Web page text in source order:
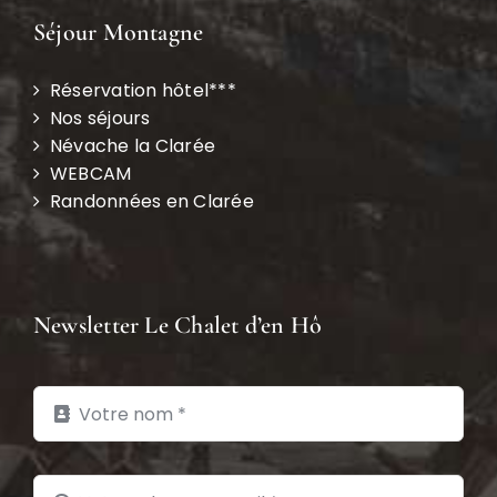
Séjour Montagne
Réservation hôtel***
Nos séjours
Névache la Clarée
WEBCAM
Randonnées en Clarée
Newsletter Le Chalet d’en Hô